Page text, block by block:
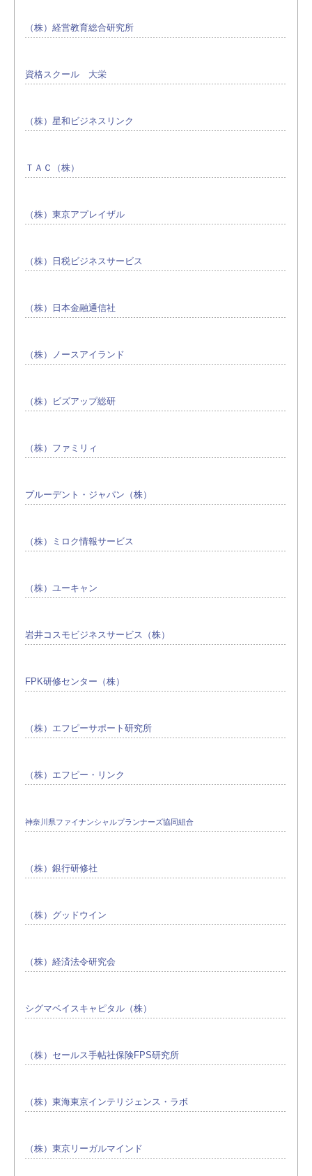
（株）経営教育総合研究所
資格スクール 大栄
（株）星和ビジネスリンク
ＴＡＣ（株）
（株）東京アプレイザル
（株）日税ビジネスサービス
（株）日本金融通信社
（株）ノースアイランド
（株）ビズアップ総研
（株）ファミリィ
プルーデント・ジャパン（株）
（株）ミロク情報サービス
（株）ユーキャン
岩井コスモビジネスサービス（株）
FPK研修センター（株）
（株）エフピーサポート研究所
（株）エフピー・リンク
神奈川県ファイナンシャルプランナーズ協同組合
（株）銀行研修社
（株）グッドウイン
（株）経済法令研究会
シグマベイスキャピタル（株）
（株）セールス手帖社保険FPS研究所
（株）東海東京インテリジェンス・ラボ
（株）東京リーガルマインド